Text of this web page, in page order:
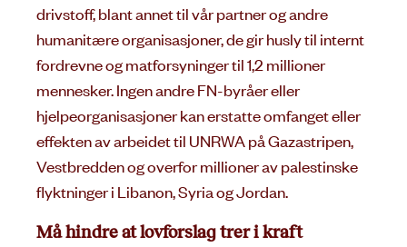
drivstoff, blant annet til vår partner og andre
humanitære organisasjoner, de gir husly til internt
fordrevne og matforsyninger til 1,2 millioner
mennesker. Ingen andre FN-byråer eller
hjelpeorganisasjoner kan erstatte omfanget eller
effekten av arbeidet til UNRWA på Gazastripen,
Vestbredden og overfor millioner av palestinske
flyktninger i Libanon, Syria og Jordan.
Må hindre at lovforslag trer i kraft